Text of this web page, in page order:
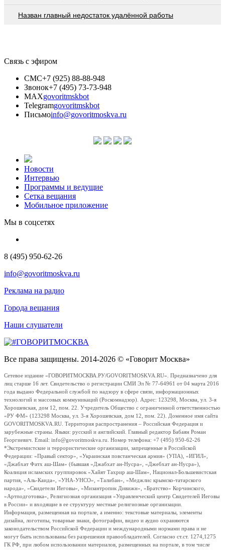
Назван главный недостаток удалённой работы
Связь с эфиром
СМС+7 (925) 88-88-948
Звонок+7 (495) 73-73-948
MAXgovoritmskbot
Telegramgovoritmskbot
Письмоinfo@govoritmoskva.ru
Новости
Интервью
Программы и ведущие
Сетка вещания
Мобильное приложение
Мы в соцсетях
8 (495) 950-62-26
info@govoritmoskva.ru
Реклама на радио
Города вещания
Наши слушатели
Все права защищены. 2014-2026 © «Говорит Москва»
Сетевое издание «ГОВОРИТМОСКВА.РУ/GOVORITMOSKVA.RU». Предназначено для
лиц старше 16 лет. Свидетельство о регистрации СМИ Эл № 77-64961 от 04 марта 2016
года выдано Федеральной службой по надзору в сфере связи, информационных
технологий и массовых коммуникаций (Роскомнадзор). Адрес: 123298, Москва, ул. 3-я
Хорошевская, дом 12, пом. 22. Учредитель Общество с ограниченной ответственностью
«РУ ФМ» (123298 Москва, ул. 3-я Хорошевская, дом 12, пом. 22). Доменное имя сайта
GOVORITMOSKVA.RU. Территория распространения – Российская Федерация и
зарубежные страны. Языки: русский и английский. Главный редактор Бабаян Роман
Георгиевич. Email: info@govoritmoskva.ru. Номер телефона: +7 (495) 950-62-26
*Экстремистские и террористические организации, запрещенные в Российской
Федерации: «Правый сектор», «Украинская повстанческая армия» (УПА), «ИГИЛ»,
«Джабхат Фатх аш-Шам» (бывшая «Джабхат ан-Нусра», «Джебхат ан-Нусра»),
Коалиция исламских группировок «Хайят Тахрир аш-Шам», Национал-Большевистская
партия, «Аль-Каида», «УНА-УНСО», «Талибан», «Меджлис крымско-татарского
народа», «Свидетели Иеговы», «Мизантропик Дивижн», «Братство» Корчинского,
«Артподготовка», Религиозная организация «Управленческий центр Свидетелей Иеговы
в России» и входящие в ее структуру местные религиозные организации.
Информация, размещенная на портале, а именно: текстовые материалы, элементы
дизайна, логотипы, товарные знаки, фотографии, видео и аудио охраняются
законодательством Российской Федерации и международными нормами права и не
могут быть использованы без разрешения правообладателей. Согласно ст.ст. 1274,1275
ГК РФ, при любом использовании материалов, размещенных на портале, в том числе